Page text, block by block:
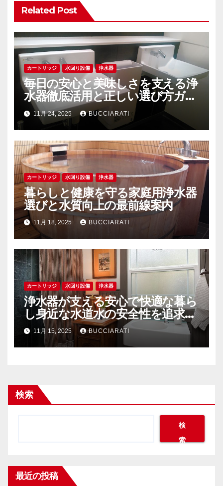
ン
Related Post
カートリッジ 水回り設備 浄水器
毎日の安心と美味しさを支える浄
水器徹底活用と正しい選び方ガイ
ド11月 24, 2025 BUCCIARATI
カートリッジ 水回り設備 浄水器
暮らしと健康を守る家庭用浄水器
選びと水質向上の最前線案内
11月 18, 2025 BUCCIARATI
カートリッジ 水回り設備 浄水器
浄水器が支える安心で快適な暮ら
し身近な水道水の安全性を追求す
る11月 15, 2025 BUCCIARATI
検索
検
索
最近の投稿